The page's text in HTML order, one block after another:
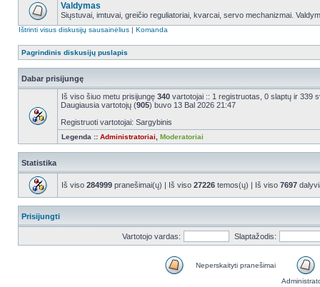
Valdymas
Siųstuvai, imtuvai, greičio reguliatoriai, kvarcai, servo mechanizmai.
Ištrinti visus diskusijų sausainėlius | Komanda
Pagrindinis diskusijų puslapis
Dabar prisijungę
Iš viso šiuo metu prisijungę 340 vartotojai :: 1 registruotas, 0 slaptų ir 339
Daugiausia vartotojų (905) buvo 13 Bal 2026 21:47
Registruoti vartotojai: Sargybinis
Legenda :: Administratoriai Moderatoriai
Statistika
Iš viso 284999 pranešimai(ų) | Iš viso 27226 temos(ų) | Iš viso 7697
Prisijungti
Vartotojo vardas: Slaptažodis:
Neperskaityti pranešimai